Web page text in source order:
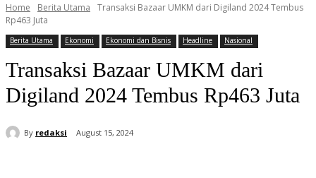
Home Berita Utama
Transaksi Bazaar UMKM dari Digiland 2024 Tembus
Rp463 Juta
Berita Utama Ekonomi Ekonomi dan Bisnis Headline Nasional
Transaksi Bazaar UMKM dari
Digiland 2024 Tembus Rp463 Juta
By redaksi August 15, 2024